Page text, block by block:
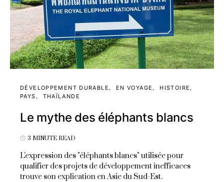
DÉVELOPPEMENT DURABLE EN VOYAGE
HISTOIRE
PAYS
THAÏLANDE
Le mythe des éléphants blancs
3 MINUTE READ
L'expression des "éléphants blancs" utilisée pour
qualifier des projets de développement inefficaces
trouve son explication en Asie du Sud-Est.